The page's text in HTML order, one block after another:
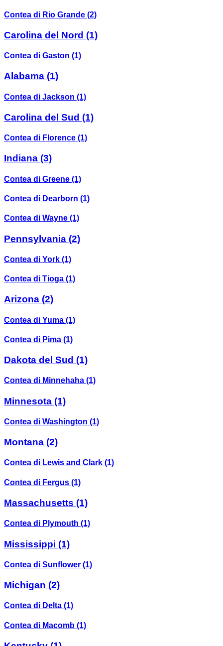
Contea di Rio Grande (2)
Carolina del Nord (1)
Contea di Gaston (1)
Alabama (1)
Contea di Jackson (1)
Carolina del Sud (1)
Contea di Florence (1)
Indiana (3)
Contea di Greene (1)
Contea di Dearborn (1)
Contea di Wayne (1)
Pennsylvania (2)
Contea di York (1)
Contea di Tioga (1)
Arizona (2)
Contea di Yuma (1)
Contea di Pima (1)
Dakota del Sud (1)
Contea di Minnehaha (1)
Minnesota (1)
Contea di Washington (1)
Montana (2)
Contea di Lewis and Clark (1)
Contea di Fergus (1)
Massachusetts (1)
Contea di Plymouth (1)
Mississippi (1)
Contea di Sunflower (1)
Michigan (2)
Contea di Delta (1)
Contea di Macomb (1)